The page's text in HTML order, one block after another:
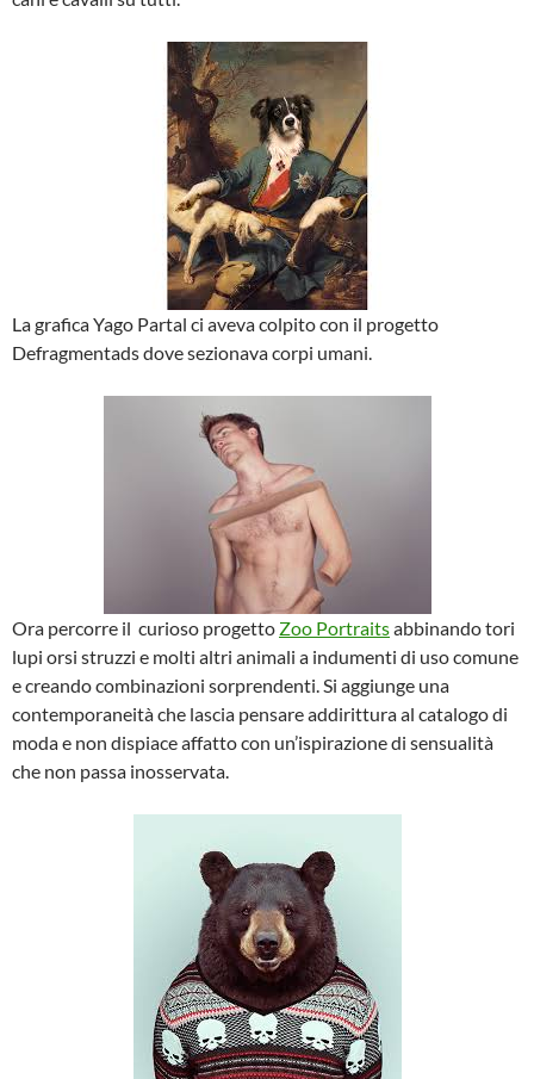
La grafica Yago Partal ci aveva colpito con il progetto
Defragmentads dove sezionava corpi umani.
Ora percorre il curioso progetto Zoo Portraitsabbinando tori
lupi orsi struzzi e molti altri animali a indumenti di uso comune
e creando combinazioni sorprendenti. Si aggiunge una
contemporaneità che lascia pensare addirittura al catalogo di
moda e non dispiace affatto con un’ispirazione di sensualità
che non passa inosservata.